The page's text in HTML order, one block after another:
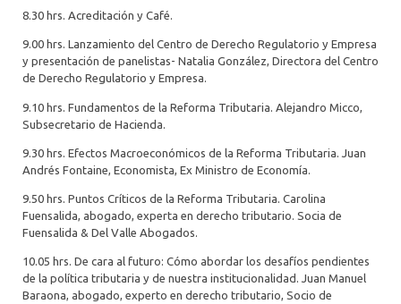
8.30 hrs. Acreditación y Café.
9.00 hrs. Lanzamiento del Centro de Derecho Regulatorio y Empresa
y presentación de panelistas- Natalia González, Directora del Centro
de Derecho Regulatorio y Empresa.
9.10 hrs. Fundamentos de la Reforma Tributaria. Alejandro Micco,
Subsecretario de Hacienda.
9.30 hrs. Efectos Macroeconómicos de la Reforma Tributaria. Juan
Andrés Fontaine, Economista, Ex Ministro de Economía.
9.50 hrs. Puntos Críticos de la Reforma Tributaria. Carolina
Fuensalida, abogado, experta en derecho tributario. Socia de
Fuensalida & Del Valle Abogados.
10.05 hrs. De cara al futuro: Cómo abordar los desafíos pendientes
de la política tributaria y de nuestra institucionalidad. Juan Manuel
Baraona, abogado, experto en derecho tributario, Socio de